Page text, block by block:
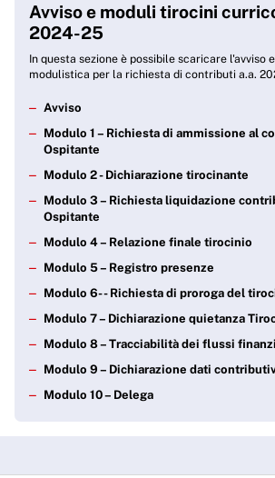
Avviso e moduli tirocini
2024-25
In questa sezione è possibile scaricare l'avviso
modulistica per la richiesta di contributi a.a.
Avviso
Modulo 1 – Richiesta di ammissione al
Ospitante
Modulo 2 - Dichiarazione tirocinante
Modulo 3 – Richiesta liquidazione
Ospitante
Modulo 4 – Relazione finale tirocinio
Modulo 5 – Registro presenze
Modulo 6- - Richiesta di proroga del
Modulo 7 – Dichiarazione quietanza
Modulo 8 – Tracciabilità dei flussi
Modulo 9 – Dichiarazione dati
Modulo 10 – Delega